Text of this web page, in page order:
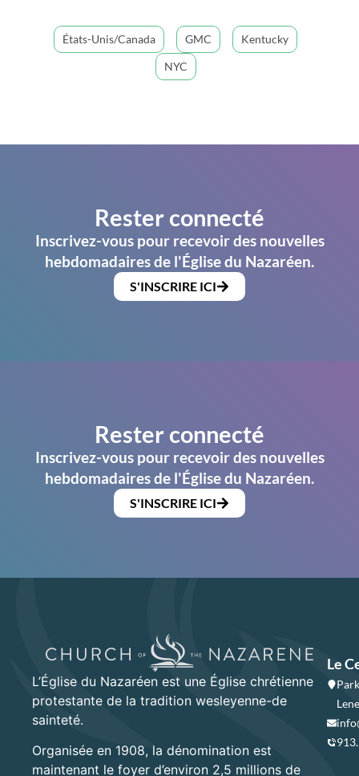
États-Unis/Canada GMC
Kentucky
NYC
Rester connecté
Inscrivez-vous pour recevoir des nouvelles
hebdomadaires de l'Église du Nazaréen.
S'INSCRIRE ICI
Rester connecté
Inscrivez-vous pour recevoir des nouvelles
hebdomadaires de l'Église du Nazaréen.
S'INSCRIRE ICI
L’Église du Nazaréen est une Église chrétienne
protestante de la tradition wesleyenne-de
sainteté.
Organisée en 1908, la dénomination est
maintenant le foyer d’environ 2,5 millions de
Le